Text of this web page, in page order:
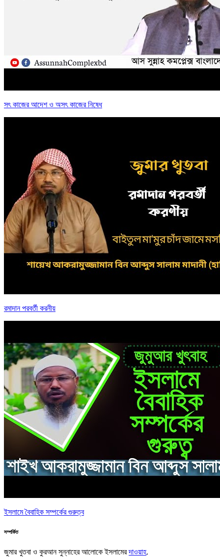
সৎ কাজের আদেশ ও অসৎ কাজের নিষেধ
রমাদান পরবর্তী করনীয়
ইসলামে বৈবাহিক সম্পর্কের গুরুত্ব
সম্পর্কিত
জুমার খুতবা ও কুরআন সুন্নাহের আলোকে ইসলামেরদাওয়াহ.